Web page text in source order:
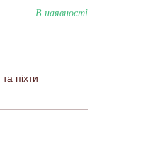
В наявності
піхти